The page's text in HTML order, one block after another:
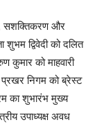
सशक्तिकरण और
द्विवेदी को दलित
कुमार को माहवारी
निगम को ब्रेस्ट
का शुभारंभ मुख्य
उपाध्यक्ष अवध